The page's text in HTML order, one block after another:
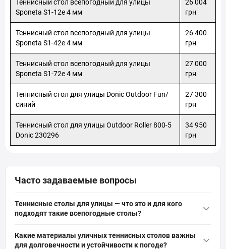
товары с официальной гарантией от производителя. Чтобы
выгодной цене связывайтесь по телефону или онлайн на
сайте с нашим менеджером и оформляйте заявку.
Мы предлагаем:
Выгодные цены;
Различные акции и скидки на многие виды товаров;
Доставку по всей Украине;
Большой ассортимент товаров в наличии и под заказ;
Консультацию специалиста, который поможет
выбрать оптимальную модель по цене и качеству.
Теннисный стол всепогодный для улицы
Sponeta S1-12e 4 мм
26 004
грн
Теннисный стол всепогодный для улицы
Sponeta S1-42e 4 мм
26 400
грн
Теннисный стол всепогодный для улицы
Sponeta S1-72e 4 мм
27 000
грн
Теннисный стол для улицы Donic Outdoor Fun/
синий
27 300
грн
Теннисный стол для улицы Outdoor Roller 800-5
Donic 230296
34 950
грн
Часто задаваемые вопросы
Теннисные столы для улицы — что это и для кого
подходят такие всепогодные столы?
для настольного тенниса с влагостойкими материалами и
Какие материалы уличных теннисных столов важны
для долговечности и устойчивости к погоде?